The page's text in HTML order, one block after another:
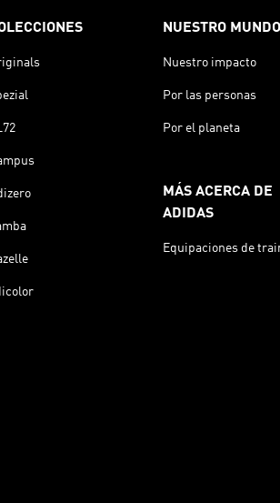
NUESTRO MUNDO
Nuestro impacto
Por las personas
Por el planeta
MÁS ACERCA DE
ADIDAS
Equipaciones de